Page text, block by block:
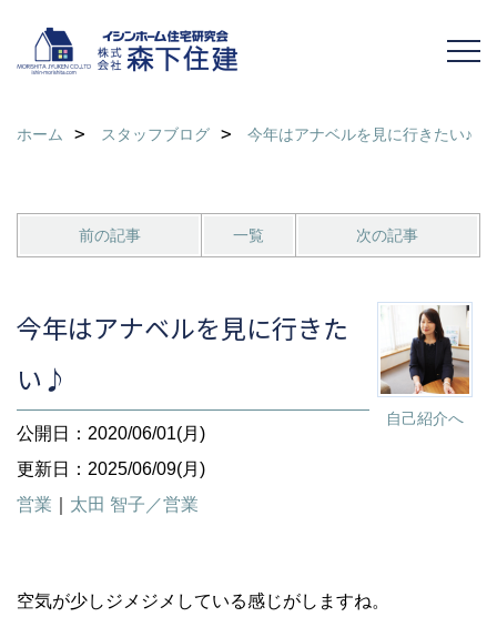
ホーム スタッフブログ 今年はアナベルを見に行きたい♪
前の記事 一覧 次の記事
自己紹介へ
今年はアナベルを見に行きた
い♪
公開日：2020/06/01(月)
更新日：2025/06/09(月)
営業
太田 智子／営業
空気が少しジメジメしている感じがしますね。